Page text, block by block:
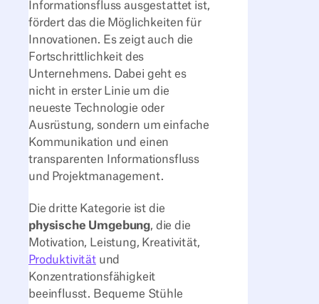
Informationsfluss ausgestattet ist,
fördert das die Möglichkeiten für
Innovationen. Es zeigt auch die
Fortschrittlichkeit des
Unternehmens. Dabei geht es
nicht in erster Linie um die
neueste Technologie oder
Ausrüstung, sondern um einfache
Kommunikation und einen
transparenten Informationsfluss
und Projektmanagement.
Die dritte Kategorie ist die
physische Umgebung, die die
Motivation, Leistung, Kreativität,
Produktivitätund
Konzentrationsfähigkeit
beeinflusst. Bequeme Stühle